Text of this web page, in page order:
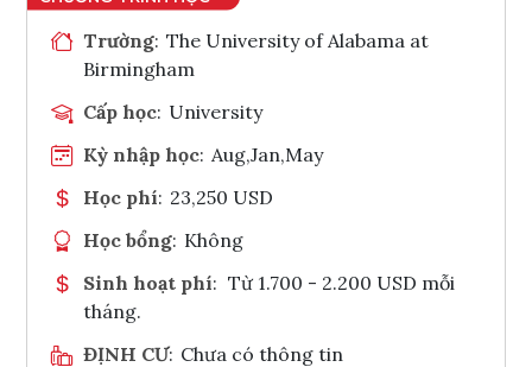
Trường: The University of Alabama at
Birmingham
Cấp học: University
Kỳ nhập học: Aug,Jan,May
Học phí: 23,250 USD
Học bổng: Không
Sinh hoạt phí: Từ 1.700 - 2.200 USD mỗi
tháng.
ĐỊNH CƯ: Chưa có thông tin